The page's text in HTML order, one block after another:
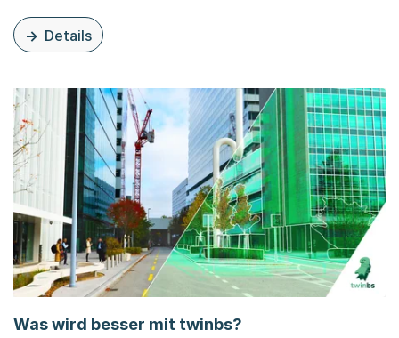
Details
zu dieser Seite: Wie funktioniert twinbs?
Was wird besser mit twinbs?